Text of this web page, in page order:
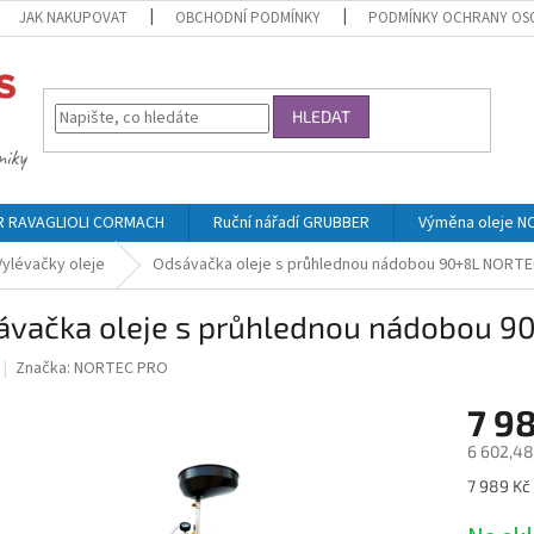
JAK NAKUPOVAT OBCHODNÍ PODMÍNKY PODMÍNKY OCHRANY
HLEDAT
CORMACH Ruční nářadí GRUBBER Výměna oleje
oleje Odsávačka oleje s průhlednou nádobou 90+8L
oleje s průhlednou nádobou
Značka: NORTEC PRO
7
6
Měrná
7 989